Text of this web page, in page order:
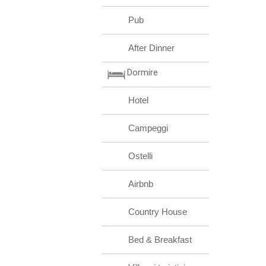
Pub
After Dinner
Dormire
Hotel
Campeggi
Ostelli
Airbnb
Country House
Bed & Breakfast